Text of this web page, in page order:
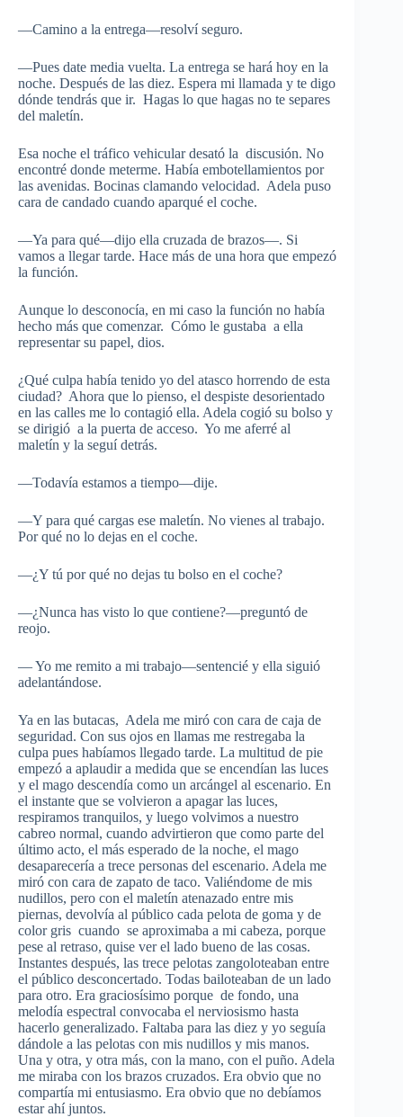
—Camino a la entrega—resolví seguro.
—Pues date media vuelta. La entrega se hará hoy en la
noche. Después de las diez. Espera mi llamada y te digo
dónde tendrás que ir. Hagas lo que hagas no te separes
del maletín.
Esa noche el tráfico vehicular desató la discusión. No
encontré donde meterme. Había embotellamientos por
las avenidas. Bocinas clamando velocidad. Adela puso
cara de candado cuando aparqué el coche.
—Ya para qué—dijo ella cruzada de brazos—. Si
vamos a llegar tarde. Hace más de una hora que empezó
la función.
Aunque lo desconocía, en mi caso la función no había
hecho más que comenzar. Cómo le gustaba a ella
representar su papel, dios.
¿Qué culpa había tenido yo del atasco horrendo de esta
ciudad? Ahora que lo pienso, el despiste desorientado
en las calles me lo contagió ella. Adela cogió su bolso y
se dirigió a la puerta de acceso. Yo me aferré al
maletín y la seguí detrás.
—Todavía estamos a tiempo—dije.
—Y para qué cargas ese maletín. No vienes al trabajo.
Por qué no lo dejas en el coche.
—¿Y tú por qué no dejas tu bolso en el coche?
—¿Nunca has visto lo que contiene?—preguntó de
reojo.
— Yo me remito a mi trabajo—sentencié y ella siguió
adelantándose.
Ya en las butacas, Adela me miró con cara de caja de
seguridad. Con sus ojos en llamas me restregaba la
culpa pues habíamos llegado tarde. La multitud de pie
empezó a aplaudir a medida que se encendían las luces
y el mago descendía como un arcángel al escenario. En
el instante que se volvieron a apagar las luces,
respiramos tranquilos, y luego volvimos a nuestro
cabreo normal, cuando advirtieron que como parte del
último acto, el más esperado de la noche, el mago
desaparecería a trece personas del escenario. Adela me
miró con cara de zapato de taco. Valiéndome de mis
nudillos, pero con el maletín atenazado entre mis
piernas, devolvía al público cada pelota de goma y de
color gris cuando se aproximaba a mi cabeza, porque
pese al retraso, quise ver el lado bueno de las cosas.
Instantes después, las trece pelotas zangoloteaban entre
el público desconcertado. Todas bailoteaban de un lado
para otro. Era graciosísimo porque de fondo, una
melodía espectral convocaba el nerviosismo hasta
hacerlo generalizado. Faltaba para las diez y yo seguía
dándole a las pelotas con mis nudillos y mis manos.
Una y otra, y otra más, con la mano, con el puño. Adela
me miraba con los brazos cruzados. Era obvio que no
compartía mi entusiasmo. Era obvio que no debíamos
estar ahí juntos.